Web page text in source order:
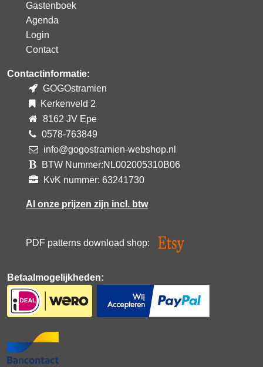
Gastenboek
Agenda
Login
Contact
Contactinformatie:
GOGOstramien
Kerkenveld 2
8162 JV Epe
0578-763849
info@gogostramien-webshop.nl
BTW Nummer:NL002005310B06
KvK nummer: 63241730
Al onze prijzen zijn incl. btw
PDF patterns download shop:
Betaalmogelijkheden: